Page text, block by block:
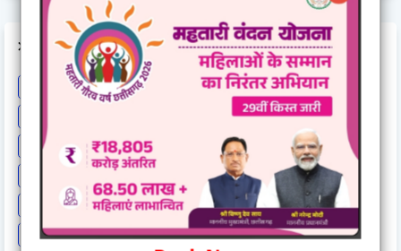
LABELS
Astrology BCCI Big breaking Bilaspur
Bilaspur New
Bilaspur-hindi-news
Breaking
Breaking News Cg Breaking
CG exclusive
CG News CG politics
Chattisgarh news
Chhattisgarh
Chhattisgarh Breaking
Chhattisgarh New
Chhattisgarh News
Chhattisgarh News.